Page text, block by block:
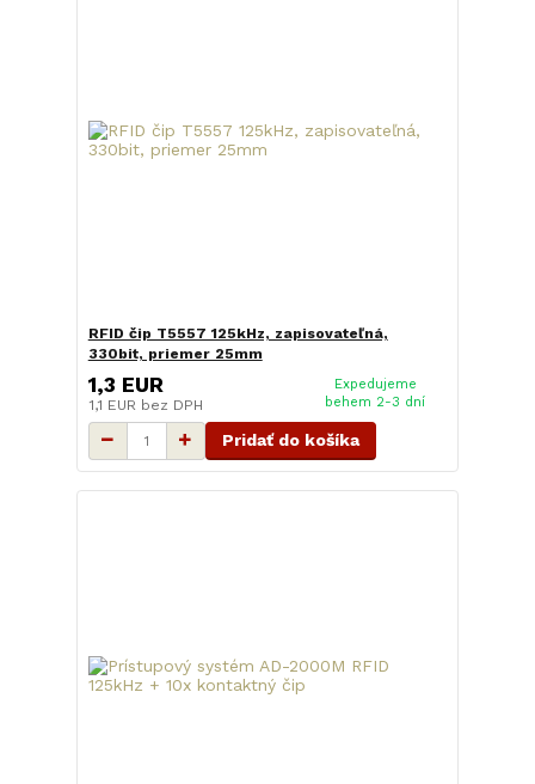
RFID čip T5557 125kHz, zapisovateľná,
330bit, priemer 25mm
1,3 EUR
1,1 EUR bez DPH
Expedujeme
behem 2-3 dní
Pridať do košíka